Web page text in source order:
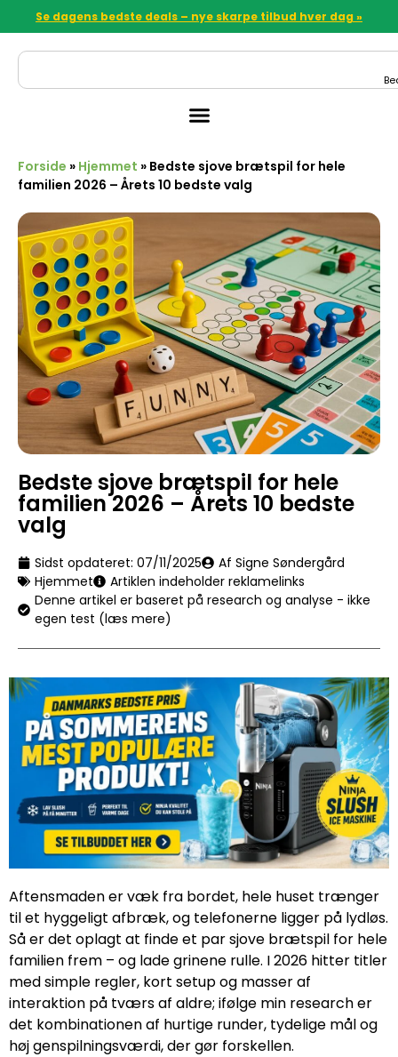
Se dagens bedste deals – nye skarpe tilbud hver dag »
Forside » Hjemmet » Bedste sjove brætspil for hele
familien 2026 – Årets 10 bedste valg
Bedste sjove brætspil for hele
familien 2026 – Årets 10 bedste
valg
Sidst opdateret: 07/11/2025
Af Signe Søndergård
Hjemmet
Artiklen indeholder reklamelinks
Denne artikel er baseret på research og analyse - ikke
egen test (læs mere)
Aftensmaden er væk fra bordet, hele huset trænger
til et hyggeligt afbræk, og telefonerne ligger på lydløs.
Så er det oplagt at finde et par sjove brætspil for hele
familien frem – og lade grinene rulle. I 2026 hitter titler
med simple regler, kort setup og masser af
interaktion på tværs af aldre; ifølge min research er
det kombinationen af hurtige runder, tydelige mål og
høj genspilningsværdi, der gør forskellen.